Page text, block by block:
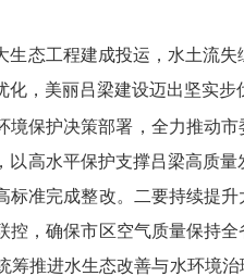
生态工程建成投运， 水土流失
化， 美丽吕梁建设迈出坚实步
境保护决策部署， 全力推动市
以高水平保护支撑吕梁高质
标准完成整改。 二要持续提
控，确保市区空气质量保持全
筹推进水生态改善与水环境治